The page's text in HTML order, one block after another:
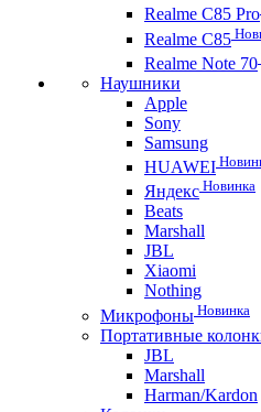
Realme C85 Pro
Realme C85
Realme Note 70
Наушники
Apple
Sony
Samsung
HUAWEI
Яндекс Новинка
Beats
Marshall
JBL
Xiaomi
Nothing
Микрофоны Новинка
Портативные
JBL
Marshall
Harman/Kardon